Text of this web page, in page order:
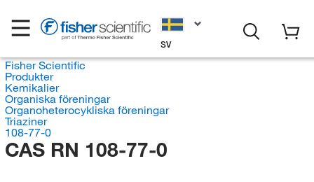
SV
Fisher Scientific
Produkter
Kemikalier
Organiska föreningar
Organoheterocykliska föreningar
Triaziner
108-77-0
CAS RN 108-77-0